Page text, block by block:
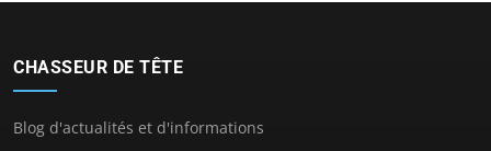
CHASSEUR DE TÊTE
Blog d'actualités et d'informations